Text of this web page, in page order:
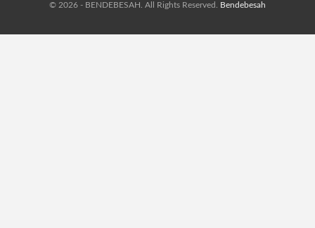
© 2026 - BENDEBESAH. All Rights Reserved. Bendebesah